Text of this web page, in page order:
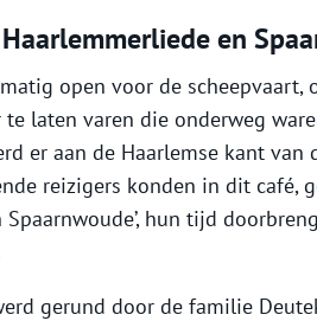
en
open voor de scheepvaart,
laten varen die onderweg
er aan de Haarlemse kant van
reizigers konden in dit café,
hun tijd
gerund door de familie